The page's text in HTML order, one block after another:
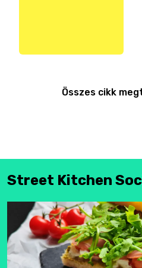
Összes cikk
Street Kitchen